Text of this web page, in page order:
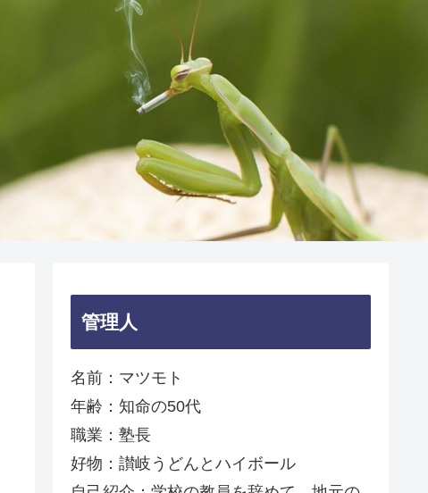
管理人
名前：マツモト
年齢：知命の50代
職業：塾長
好物：讃岐うどんとハイボール